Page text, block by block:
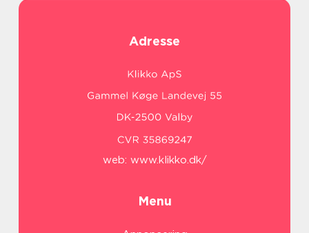
Adresse
web: www.klikko.dk/
Menu